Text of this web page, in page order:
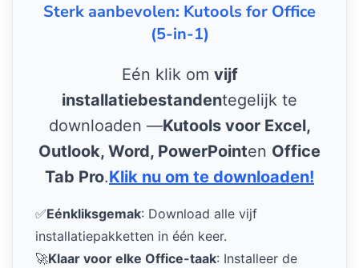
Sterk aanbevolen: Kutools for Office
(5-in-1)
Eén klik om vijf
installatiebestandentegelijk te
downloaden —Kutools voor Excel,
Outlook, Word, PowerPointen Office
Tab Pro.Klik nu om te downloaden!
✅Eénkliksgemak: Download alle vijf
installatiepakketten in één keer.
🚀Klaar voor elke Office-taak: Installeer de